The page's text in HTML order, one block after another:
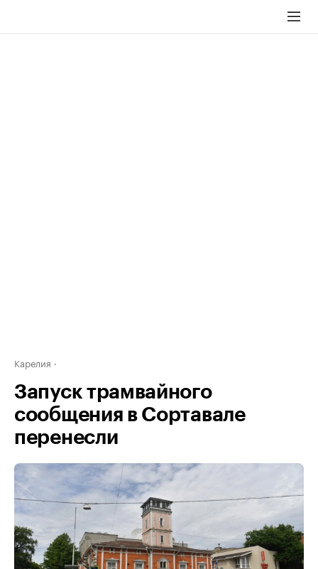
Карелия
Запуск трамвайного
сообщения в Сортавале
перенесли